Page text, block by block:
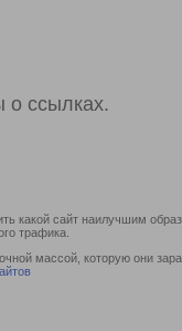
о ссылках.
какой сайт наилучшим
трафика.
массой, которую они